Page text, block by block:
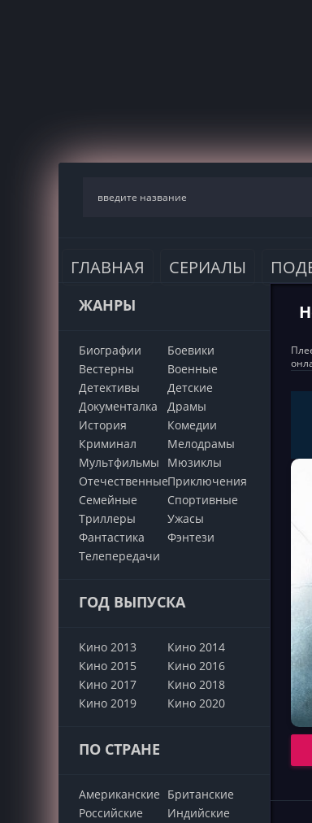
ГЛАВНАЯ СЕРИАЛЫ
ЖАНРЫ
Биографии
Боевики
Вестерны
Военные
Детективы
Детские
Документалка
Драмы
История
Комедии
Криминал
Мелодрамы
Мультфильмы
Мюзиклы
ОтечественныеПриключения
Семейные
Cпортивные
Триллеры
Ужасы
Фантастика
Фэнтези
Телепередачи
ГОД ВЫПУСКА
Кино 2013
Кино 2014
Кино 2015
Кино 2016
Кино 2017
Кино 2018
Кино 2019
Кино 2020
ПО СТРАНЕ
Американские Британские
Российские
Индийские